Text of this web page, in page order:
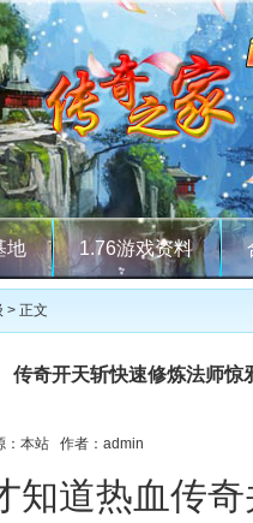
地 1.76游戏资料
> 正文
传奇开天斩快速修炼法师惊
：本站 作者：admin
道热血传